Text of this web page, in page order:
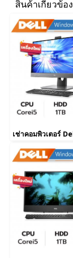
สินค้าเกี่ยวข้อง